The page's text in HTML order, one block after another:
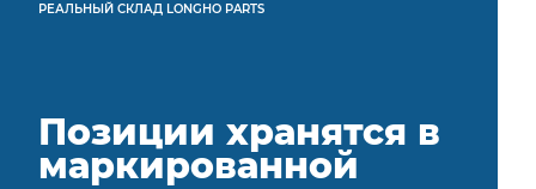
РЕАЛЬНЫЙ СКЛАД LONGHO PARTS
Позиции хранятся в
маркированной